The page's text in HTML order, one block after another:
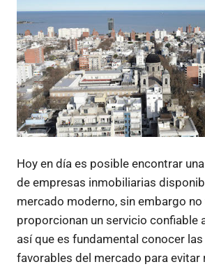
Hoy en día es posible encontrar
de empresas inmobiliarias
mercado moderno, sin embargo
proporcionan un servicio confiable
así que es fundamental conocer
favorables del mercado para evitar